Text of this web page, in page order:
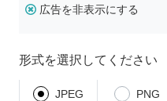
広告を非表示にする
形式を選択してください
JPEG PNG